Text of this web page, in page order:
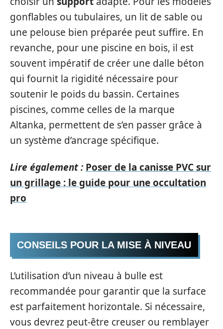
gonflables ou tubulaires, un lit de sable ou
une pelouse bien préparée peut suffire. En
revanche, pour une piscine en bois, il est
souvent impératif de créer une dalle béton
qui fournit la rigidité nécessaire pour
soutenir le poids du bassin. Certaines
piscines, comme celles de la marque
Altanka, permettent de s’en passer grâce à
un système d’ancrage spécifique.
Lire également : Poser de la canisse PVC sur
un grillage : le guide pour une occultation
pro
CONSEILS POUR LA MISE À NIVEAU
L’utilisation d’un niveau à bulle est
recommandée pour garantir que la surface
est parfaitement horizontale. Si nécessaire,
vous devrez peut-être creuser ou remblayer